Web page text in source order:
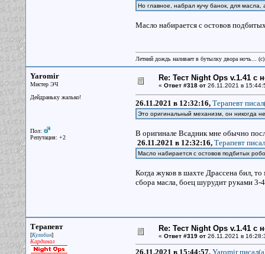
Но главное, набрал кучу банок, для масла,
Масло набирается с остовов
Летний дождь наливает в бутылку двора ночь...
Yaromir
Мистер ЭЧ
Дейдраньку жалько!
Пол:
Репутация: +2
Re: Тест Night Ops v.1.41 с
« Ответ #318 от26.11.2021 в
26.11.2021 в 12:32:16, Терапевт
Это оригинальный механизм, он никогда
В оригинале Всадник мне обычно
26.11.2021 в 12:32:16, Терапевт
Масло набирается с остовов подбитых
Когда жуков в шахте Драссена бил,
сбора масла, боец шурудит руками 3-
Терапевт
[Кулибин]
Кардинал
Re: Тест Night Ops v.1.41 с
« Ответ #319 от26.11.2021 в
26.11.2021 в 15:44:57, Yaromir